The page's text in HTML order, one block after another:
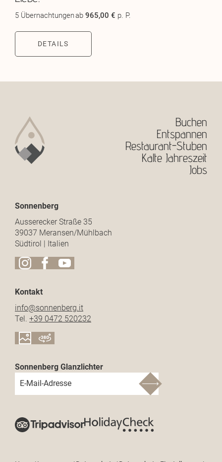
5 Übernachtungenab 965,00 € p. P.
DETAILS
Buchen
Entspannen
Restaurant-Stuben
Kalte Jahreszeit
Jobs
Sonnenberg
Ausserecker Straße 35
39037 Meransen/Mühlbach
Südtirol | Italien
Kontakt
info@sonnenberg.it
Tel. +39 0472 520232
Sonnenberg Glanzlichter
E-Mail-Adresse